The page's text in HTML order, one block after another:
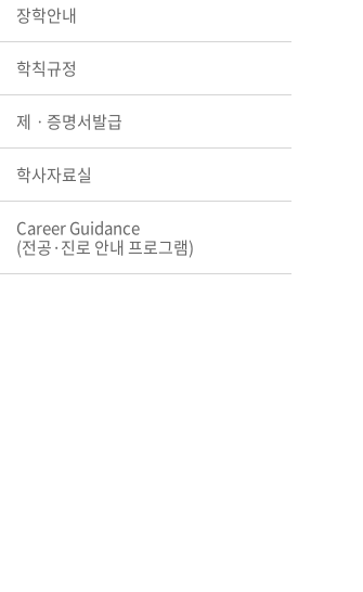
장학안내
학칙규정
제ㆍ증명서발급
학사자료실
Career Guidance
(전공·진로 안내 프로그램)